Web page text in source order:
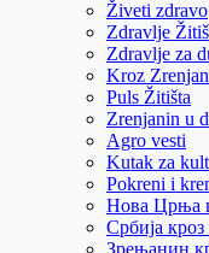
Živeti zdravo
Zdravlje
Zdravlje za
Kroz
Puls Žitišta
Zrenjanin u
Agro vesti
Kutak za
Pokreni i
Нова Црња
Србија
Зрењанин